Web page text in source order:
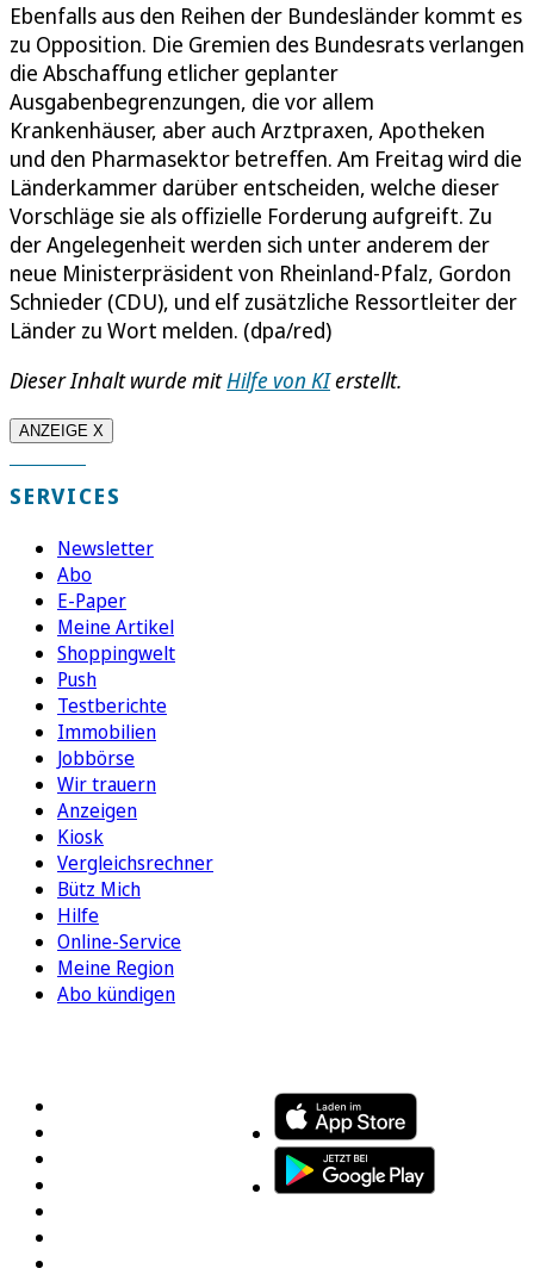
Ebenfalls aus den Reihen der Bundesländer kommt es
zu Opposition. Die Gremien des Bundesrats verlangen
die Abschaffung etlicher geplanter
Ausgabenbegrenzungen, die vor allem
Krankenhäuser, aber auch Arztpraxen, Apotheken
und den Pharmasektor betreffen. Am Freitag wird die
Länderkammer darüber entscheiden, welche dieser
Vorschläge sie als offizielle Forderung aufgreift. Zu
der Angelegenheit werden sich unter anderem der
neue Ministerpräsident von Rheinland-Pfalz, Gordon
Schnieder (CDU), und elf zusätzliche Ressortleiter der
Länder zu Wort melden. (dpa/red)
Dieser Inhalt wurde mitHilfe von KIerstellt.
ANZEIGE X
SERVICES
Newsletter
Abo
E-Paper
Meine Artikel
Shoppingwelt
Push
Testberichte
Immobilien
Jobbörse
Wir trauern
Anzeigen
Kiosk
Vergleichsrechner
Bütz Mich
Hilfe
Online-Service
Meine Region
Abo kündigen